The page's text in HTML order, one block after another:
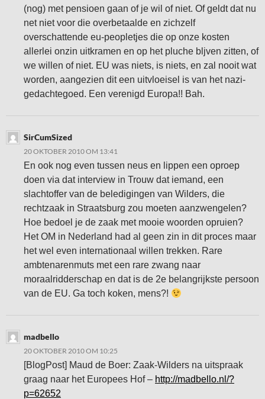
(nog) met pensioen gaan of je wil of niet. Of geldt dat nu
net niet voor die overbetaalde en zichzelf
overschattende eu-peopletjes die op onze kosten
allerlei onzin uitkramen en op het pluche bljven zitten, of
we willen of niet. EU was niets, is niets, en zal nooit wat
worden, aangezien dit een uitvloeisel is van het nazi-
gedachtegoed. Een verenigd Europa!! Bah.
SirCumSized
20 OKTOBER 2010 OM 13:41
En ook nog even tussen neus en lippen een oproep
doen via dat interview in Trouw dat iemand, een
slachtoffer van de beledigingen van Wilders, die
rechtzaak in Straatsburg zou moeten aanzwengelen?
Hoe bedoel je de zaak met mooie woorden opruien?
Het OM in Nederland had al geen zin in dit proces maar
het wel even internationaal willen trekken. Rare
ambtenarenmuts met een rare zwang naar
moraalridderschap en dat is de 2e belangrijkste persoon
van de EU. Ga toch koken, mens?!
madbello
20 OKTOBER 2010 OM 10:25
[BlogPost] Maud de Boer: Zaak-Wilders na uitspraak
graag naar het Europees Hof – http://madbello.nl/?
p=62652